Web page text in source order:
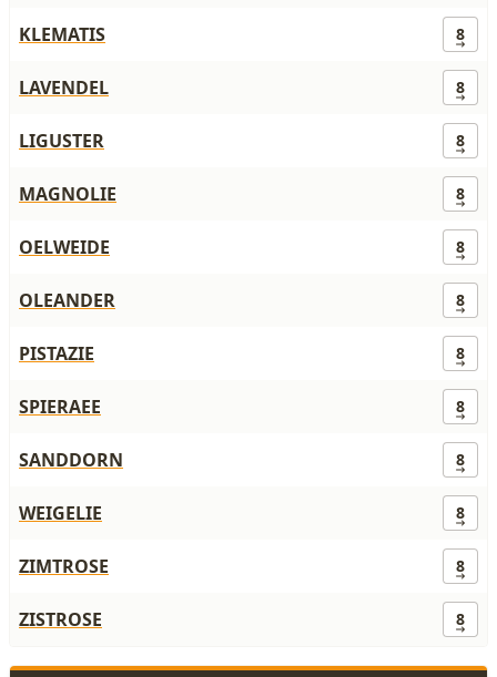
KLEMATIS 8
LAVENDEL 8
LIGUSTER 8
MAGNOLIE 8
OELWEIDE 8
OLEANDER 8
PISTAZIE 8
SPIERAEE 8
SANDDORN 8
WEIGELIE 8
ZIMTROSE 8
ZISTROSE 8